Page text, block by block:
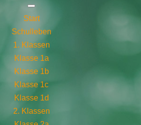
Start
Schulleben
1. Klassen
Klasse 1a
Klasse 1b
Klasse 1c
Klasse 1d
2. Klassen